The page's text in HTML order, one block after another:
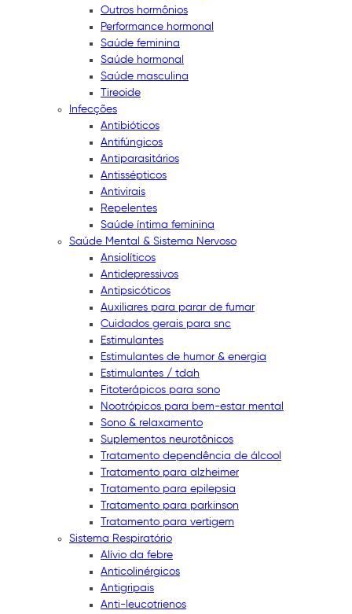
Outros hormônios
Performance hormonal
Saúde feminina
Saúde hormonal
Saúde masculina
Tireoide
Infecções
Antibióticos
Antifúngicos
Antiparasitários
Antissépticos
Antivirais
Repelentes
Saúde íntima feminina
Saúde Mental & Sistema Nervoso
Ansiolíticos
Antidepressivos
Antipsicóticos
Auxiliares para parar de fumar
Cuidados gerais para snc
Estimulantes
Estimulantes de humor & energia
Estimulantes / tdah
Fitoterápicos para sono
Nootrópicos para bem-estar mental
Sono & relaxamento
Suplementos neurotônicos
Tratamento dependência de álcool
Tratamento para alzheimer
Tratamento para epilepsia
Tratamento para parkinson
Tratamento para vertigem
Sistema Respiratório
Alívio da febre
Anticolinérgicos
Antigripais
Anti-leucotrienos